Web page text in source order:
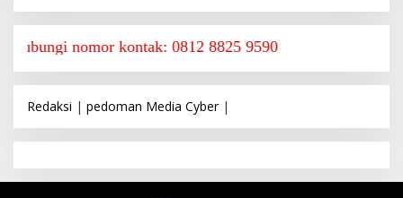
nomor kontak: 0812 8825 9590
Redaksi | pedoman Media Cyber|